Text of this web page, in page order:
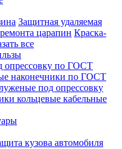
Защитная удаляемая
царапин Краска-
все
опрессовку по ГОСТ
наконечники по ГОСТ
под опрессовку
кольцевые кабельные
кузова автомобиля